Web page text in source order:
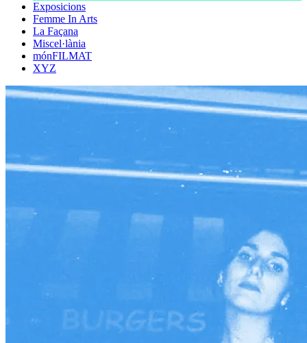
Exposicions
Femme In Arts
La Façana
Miscel·lània
mónFILMAT
XYZ